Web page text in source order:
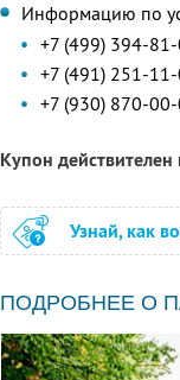
Информацию по
+7 (499) 394-
+7 (491) 251-
+7 (930) 870-
Купон
Узнай, как
ПОДРОБНЕЕ О